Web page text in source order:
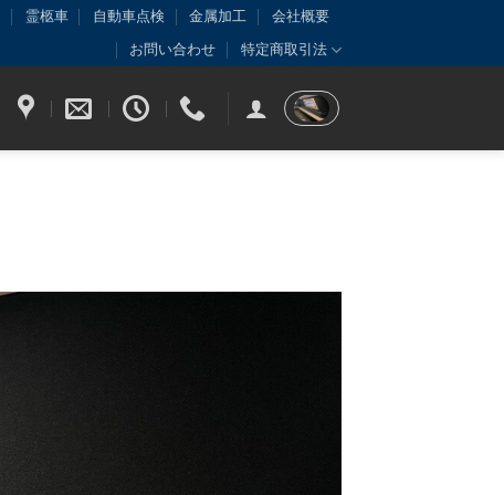
霊柩車 自動車点検 金属加工
会社概要
お問い合わせ
特定商取引法